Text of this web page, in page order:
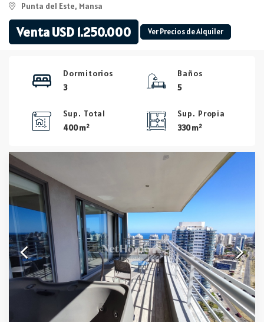
Punta del Este, Mansa
Venta USD 1.250.000 Ver Precios de Alquiler
Dormitorios
3
Baños
5
Sup. Total
400 m2
Sup. Propia
330 m2